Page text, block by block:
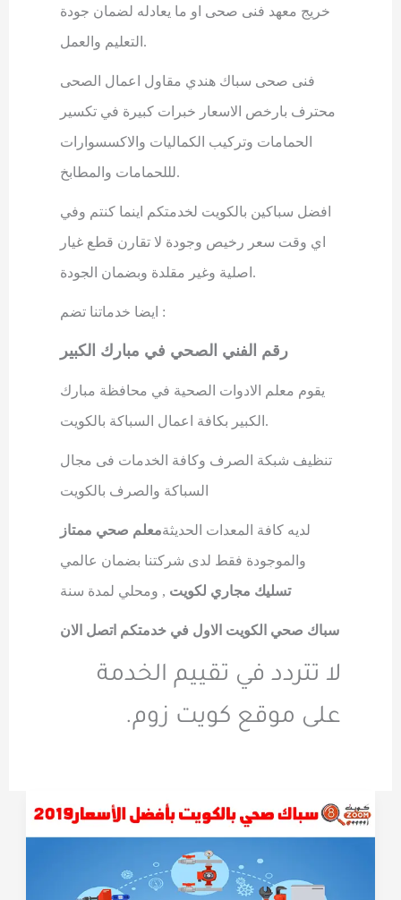
خريج معهد فنى صحى او ما يعادله لضمان جودة
التعليم والعمل .
فنى صحى سباك هندي مقاول اعمال الصحى
محترف بارخص الاسعار خبرات كبيرة في تكسير
الحمامات وتركيب الكماليات والاكسسوارات
لللحمامات والمطابخ.
افضل سباكين بالكويت لخدمتكم اينما كنتم وفي
اي وقت سعر رخيص وجودة لا تقارن قطع غيار
اصلية وغير مقلدة وبضمان الجودة .
ايضا خدماتنا تضم :
رقم الفني الصحي في مبارك الكبير
يقوم معلم الادوات الصحية في محافظة مبارك
الكبير بكافة اعمال السباكة بالكويت .
تنظيف شبكة الصرف وكافة الخدمات فى مجال
السباكة والصرف بالكويت
معلم صحي ممتازلديه كافة المعدات الحديثة
والموجودة فقط لدى شركتنا بضمان عالمي
ومحلي لمدة سنة , تسليك مجاري لكويت
سباك صحي الكويت الاول في خدمتكم اتصل الان
لا تتردد في تقييم الخدمة
على موقع كويت زوم.